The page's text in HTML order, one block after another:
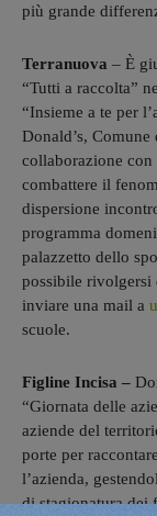
più grande
Terranuova – È
“Tutti a raccolta”
“Insieme a te per
Donald’s,
collaborazione con
combattere il
dispersione
programma
palazzetto dello
possibile rivolgersi
inviare una mail a
scuole.
Figline Incisa –
“Giornata delle
aziende del
porte per
l’azienda,
di stagionatura dei